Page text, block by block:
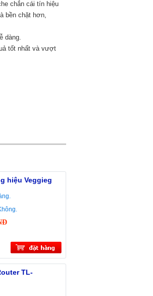
chắn cái tín hiệu
bền chặt hơn,
dàng.
tốt nhất và vượt
hiệu Veggieg
TL-